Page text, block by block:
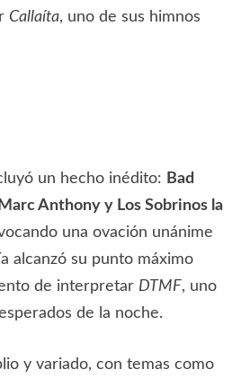
Callaíta, uno de sus himnos
un hecho inédito: Bad
Anthony y Los Sobrinos la
una ovación unánime
alcanzó su punto máximo
de interpretar DTMF, uno
de la noche.
y variado, con temas como